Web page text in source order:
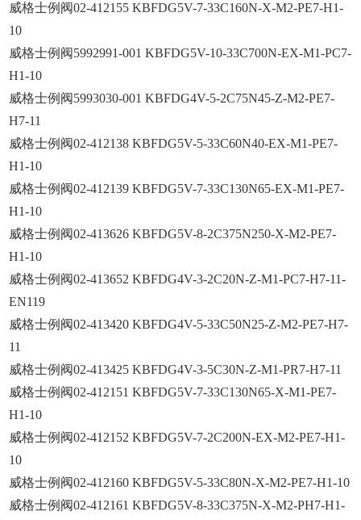
威格士例阀02-412155 KBFDG5V-7-33C160N-X-M2-PE7-H1-
10
威格士例阀5992991-001 KBFDG5V-10-33C700N-EX-M1-PC7-
H1-10
威格士例阀5993030-001 KBFDG4V-5-2C75N45-Z-M2-PE7-
H7-11
威格士例阀02-412138 KBFDG5V-5-33C60N40-EX-M1-PE7-
H1-10
威格士例阀02-412139 KBFDG5V-7-33C130N65-EX-M1-PE7-
H1-10
威格士例阀02-413626 KBFDG5V-8-2C375N250-X-M2-PE7-
H1-10
威格士例阀02-413652 KBFDG4V-3-2C20N-Z-M1-PC7-H7-11-
EN119
威格士例阀02-413420 KBFDG4V-5-33C50N25-Z-M2-PE7-H7-
11
威格士例阀02-413425 KBFDG4V-3-5C30N-Z-M1-PR7-H7-11
威格士例阀02-412151 KBFDG5V-7-33C130N65-X-M1-PE7-
H1-10
威格士例阀02-412152 KBFDG5V-7-2C200N-EX-M2-PE7-H1-
10
威格士例阀02-412160 KBFDG5V-5-33C80N-X-M2-PE7-H1-10
威格士例阀02-412161 KBFDG5V-8-33C375N-X-M2-PH7-H1-